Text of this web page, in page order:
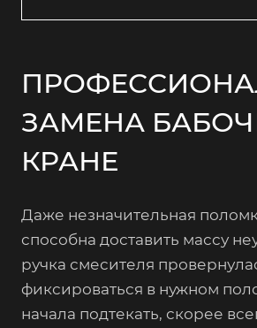
ЗАМЕНА
КРАНЕ
Даже незначительная
способна доставить массу
ручка смесителя
фиксироваться в нужном
начала подтекать, скорее